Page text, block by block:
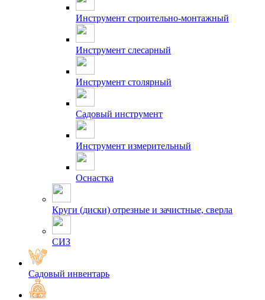
Инструмент строительно-монтажный
Инструмент слесарный
Инструмент столярный
Садовый инструмент
Инструмент измерительный
Оснастка
Круги (диски) отрезные и зачистные, сверла
СИЗ
Садовый инвентарь